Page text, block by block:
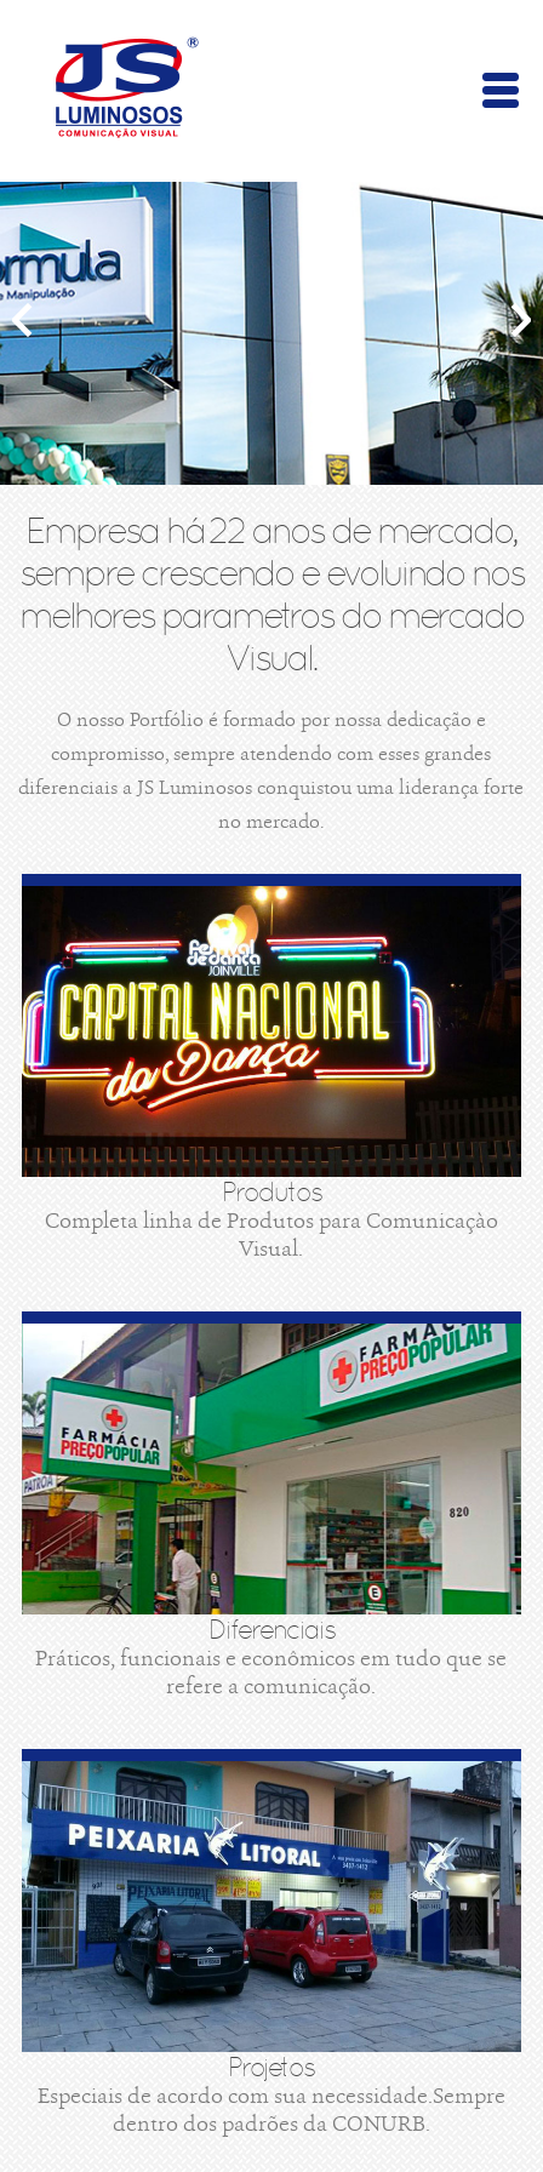
Empresa há 22 anos de mercado,
sempre crescendo e evoluindo nos
melhores parametros do mercado
Visual.
O nosso Portfólio é formado por nossa dedicação e
compromisso, sempre atendendo com esses grandes
diferenciais a JS Luminosos conquistou uma liderança forte
no mercado.
Produtos
Completa linha de Produtos para Comunicaçào
Visual.
Diferenciais
Práticos, funcionais e econômicos em tudo que se
refere a comunicação.
Projetos
Especiais de acordo com sua necessidade.Sempre
dentro dos padrões da CONURB.